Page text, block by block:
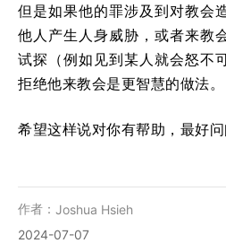
但是如果他的罪涉及到对教会
他人产生人身威胁，或者来教
试探（例如见到某人就会怒不
拒绝他来教会是更智慧的做法。
希望这样说对你有帮助，最好问
作者： Joshua Hsieh
2024-07-07